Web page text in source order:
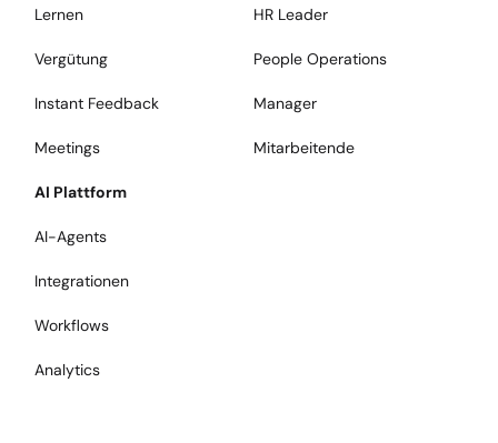
Lernen
Vergütung
Instant Feedback
Meetings
AI Plattform
AI-Agents
Integrationen
Workflows
Analytics
HR Leader
People Operations
Manager
Mitarbeitende